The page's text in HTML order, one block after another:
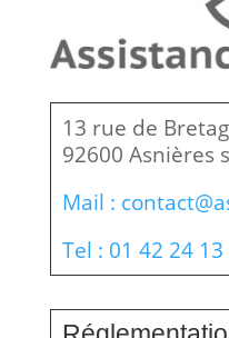
13 rue de
92600 Asnières
Mail :
Tel : 01 42 24 13